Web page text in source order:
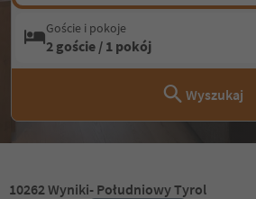
Goście i pokoje
2 goście / 1 pokój
Wyszukaj
10262Wyniki- Południowy Tyrol